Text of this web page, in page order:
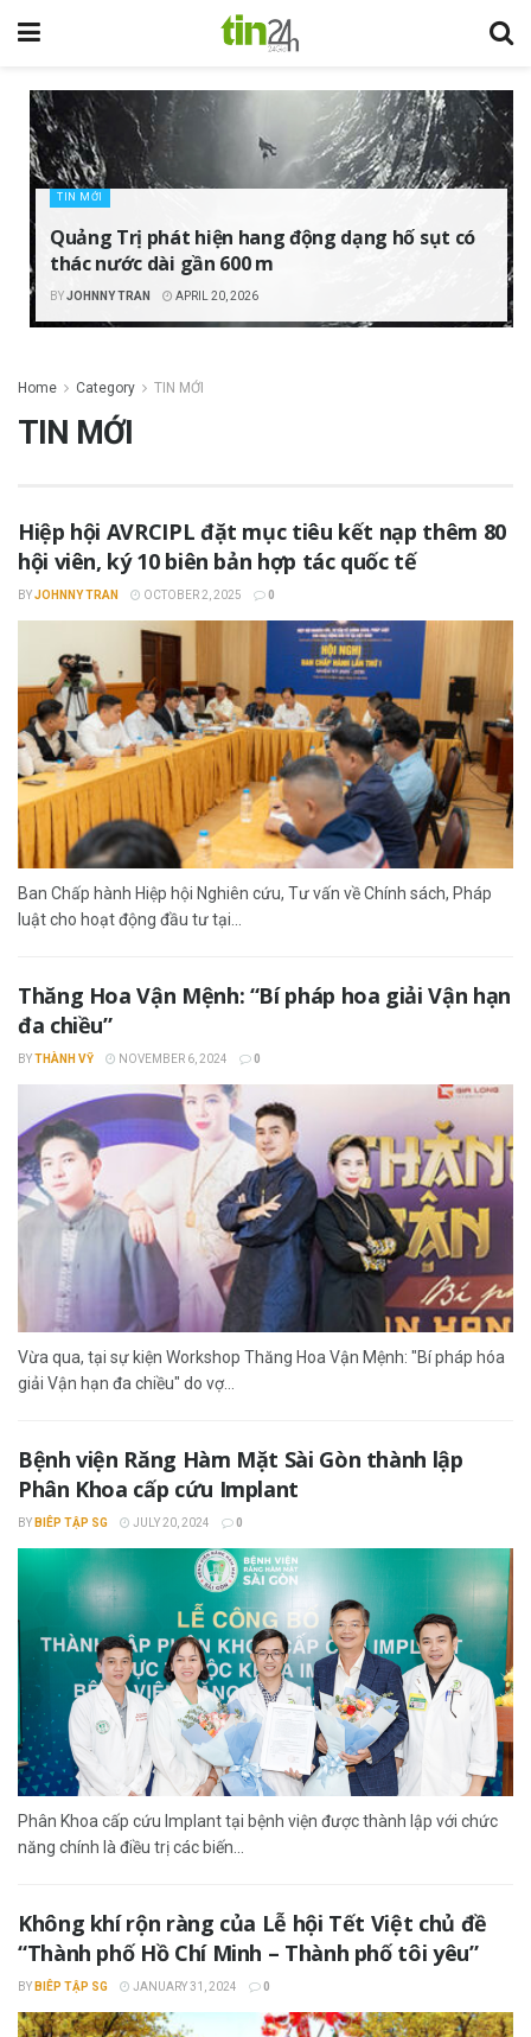
TIN MỚI
Quảng Trị phát hiện hang động dạng hố sụt có
thác nước dài gần 600 m
BYJOHNNY TRAN APRIL 20, 2026
Home Category TIN MỚI
TIN MỚI
Hiệp hội AVRCIPL đặt mục tiêu kết nạp thêm 80
hội viên, ký 10 biên bản hợp tác quốc tế
BYJOHNNY TRAN OCTOBER 2, 2025 0
Ban Chấp hành Hiệp hội Nghiên cứu, Tư vấn về Chính sách, Pháp
luật cho hoạt động đầu tư tại...
Thăng Hoa Vận Mệnh: “Bí pháp hoa giải Vận hạn
đa chiều”
BYTHÀNH VỸ NOVEMBER 6, 2024 0
Vừa qua, tại sự kiện Workshop Thăng Hoa Vận Mệnh: "Bí pháp hóa
giải Vận hạn đa chiều" do vợ...
Bệnh viện Răng Hàm Mặt Sài Gòn thành lập
Phân Khoa cấp cứu Implant
BY BIÊP TẬP SG JULY 20, 2024 0
Phân Khoa cấp cứu Implant tại bệnh viện được thành lập với chức
năng chính là điều trị các biến...
Không khí rộn ràng của Lễ hội Tết Việt chủ đề
“Thành phố Hồ Chí Minh – Thành phố tôi yêu”
BY BIÊP TẬP SG JANUARY 31, 2024 0